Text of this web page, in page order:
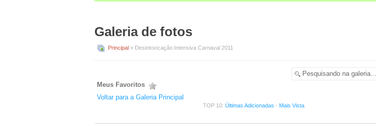
Galeria de fotos
Principal » Desintoxicação Intensiva Carnaval 2011
Voltar para a Galeria Principal
Meus Favoritos
TOP 10: Últimas Adicionadas - Mais Vista